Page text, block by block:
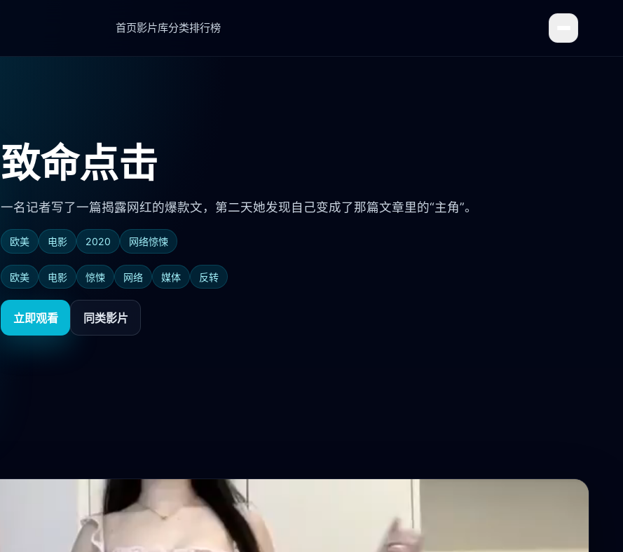
首页影片库分类排行榜
致命点击
一名记者写了一篇揭露网红的爆款文，第二天她发现自己变成了那篇文章里的“主角”。
欧美 电影 2020 网络惊悚
欧美 电影 惊悚 网络 媒体 反转
立即观看 同类影片